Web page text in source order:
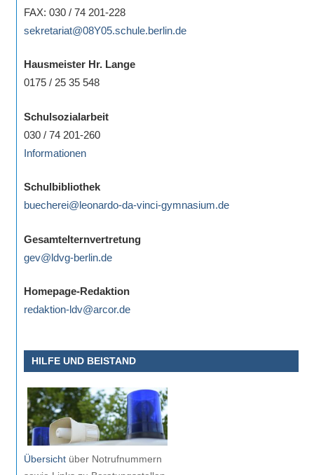
FAX: 030 / 74 201-228
sekretariat@08Y05.schule.berlin.de
Hausmeister Hr. Lange
0175 / 25 35 548
Schulsozialarbeit
030 / 74 201-260
Informationen
Schulbibliothek
buecherei@leonardo-da-vinci-gymnasium.de
Gesamtelternvertretung
gev@ldvg-berlin.de
Homepage-Redaktion
redaktion-ldv@arcor.de
HILFE UND BEISTAND
Übersichtüber Notrufnummern